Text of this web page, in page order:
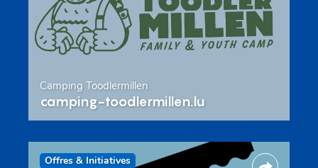
Camping Toodlermillen
camping-toodlermillen.lu
Offres & Initiatives